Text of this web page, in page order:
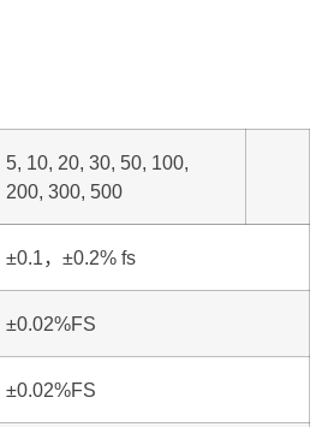
5, 10, 20, 30, 50, 100,
200, 300, 500
±0.1，±0.2% fs
±0.02%FS
±0.02%FS